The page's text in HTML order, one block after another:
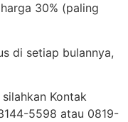
30% (paling
di setiap bulannya,
Kontak
5598 atau 0819-